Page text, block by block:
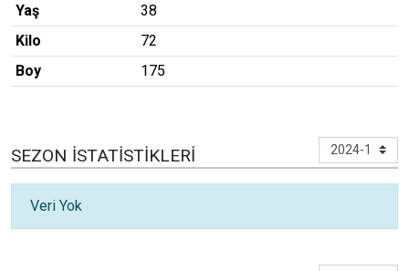
Yaş
38
Kilo
72
Boy
175
SEZON İSTATISTIKLERI
Veri Yok